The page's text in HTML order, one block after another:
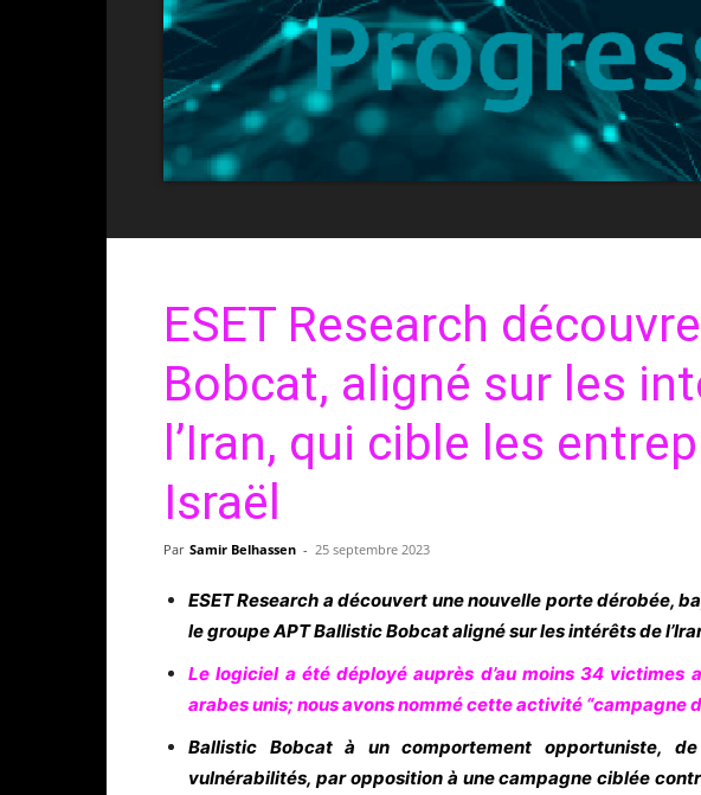
ESET Research
Bobcat, aligné sur les
l’Iran, qui cible les
Israël
Par Samir Belhassen - 25 septembre 2023
ESET Research a découvert une nouvelle porte dérobée,
le groupe APT Ballistic Bobcat aligné sur les intérêts de
Le logiciel a été déployé auprès d’au moins 34 victimes
arabes unis; nous avons nommé cette activité “campagne
Ballistic Bobcat à un comportement opportuniste,
vulnérabilités, par opposition à une campagne ciblée